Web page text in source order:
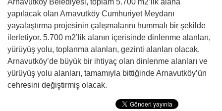
yapılacak olan Arnavutköy Cumhuriyet Meydanı
yayalaştırma projesinin çalışmalarını hummalı bir şekilde
ilerletiyor. 5.700 m2’lik alanın içerisinde dinlenme alanları,
yürüyüş yolu, toplanma alanları, gezinti alanları olacak.
Arnavutköy’de büyük bir ihtiyaç olan dinlenme alanları ve
yürüyüş yolu alanları, tamamıyla bittiğinde Arnavutköy’ün
cehresini değiştirmiş olacak.